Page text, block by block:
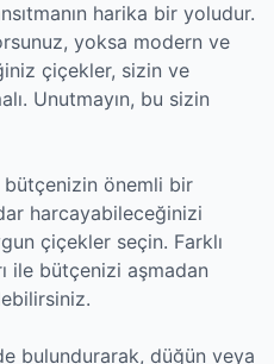
harika bir yoludur.
yoksa modern ve
çiçekler, sizin ve
Unutmayın, bu sizin
bütçenizin önemli bir
harcayabileceğinizi
çiçekler seçin. Farklı
ile bütçenizi aşmadan
bulundurarak, düğün veya